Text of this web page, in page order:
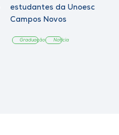
estudantes da Unoesc
Campos Novos
Graduação Notícia